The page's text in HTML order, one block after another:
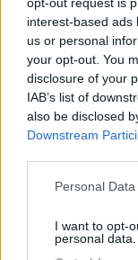
interest-based ads
us or personal
your opt-out. You
disclosure of your
IAB’s list of
also be disclosed
Downstream
Please note that
not limited to your
grant or deny
Personal
I want to opt-
personal data.
Inserito il 21/06/2006
Fontanelle!!![:p]
Modificato da nanett0
Area Sosta
Ardesio (BG)